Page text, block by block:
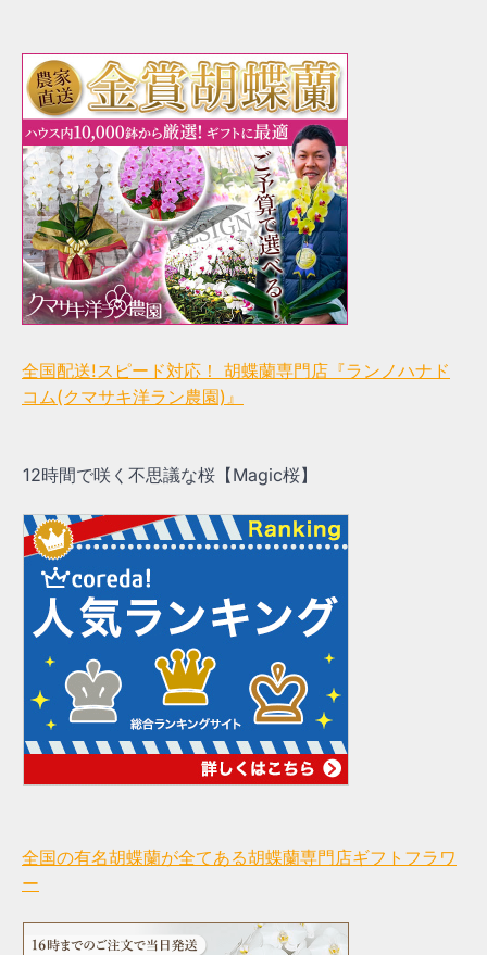
全国配送!スピード対応！ 胡蝶蘭専門店『ランノハナド
コム(クマサキ洋ラン農園)』
12時間で咲く不思議な桜【Magic桜】
全国の有名胡蝶蘭が全てある胡蝶蘭専門店ギフトフラワ
ー